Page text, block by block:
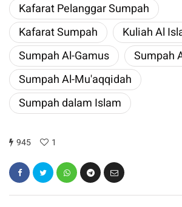
Kafarat Pelanggar Sumpah
Kafarat Sumpah
Kuliah Al
Sumpah Al-Gamus
Sumpah
Sumpah Al-Mu'aqqidah
Sumpah dalam Islam
945 1